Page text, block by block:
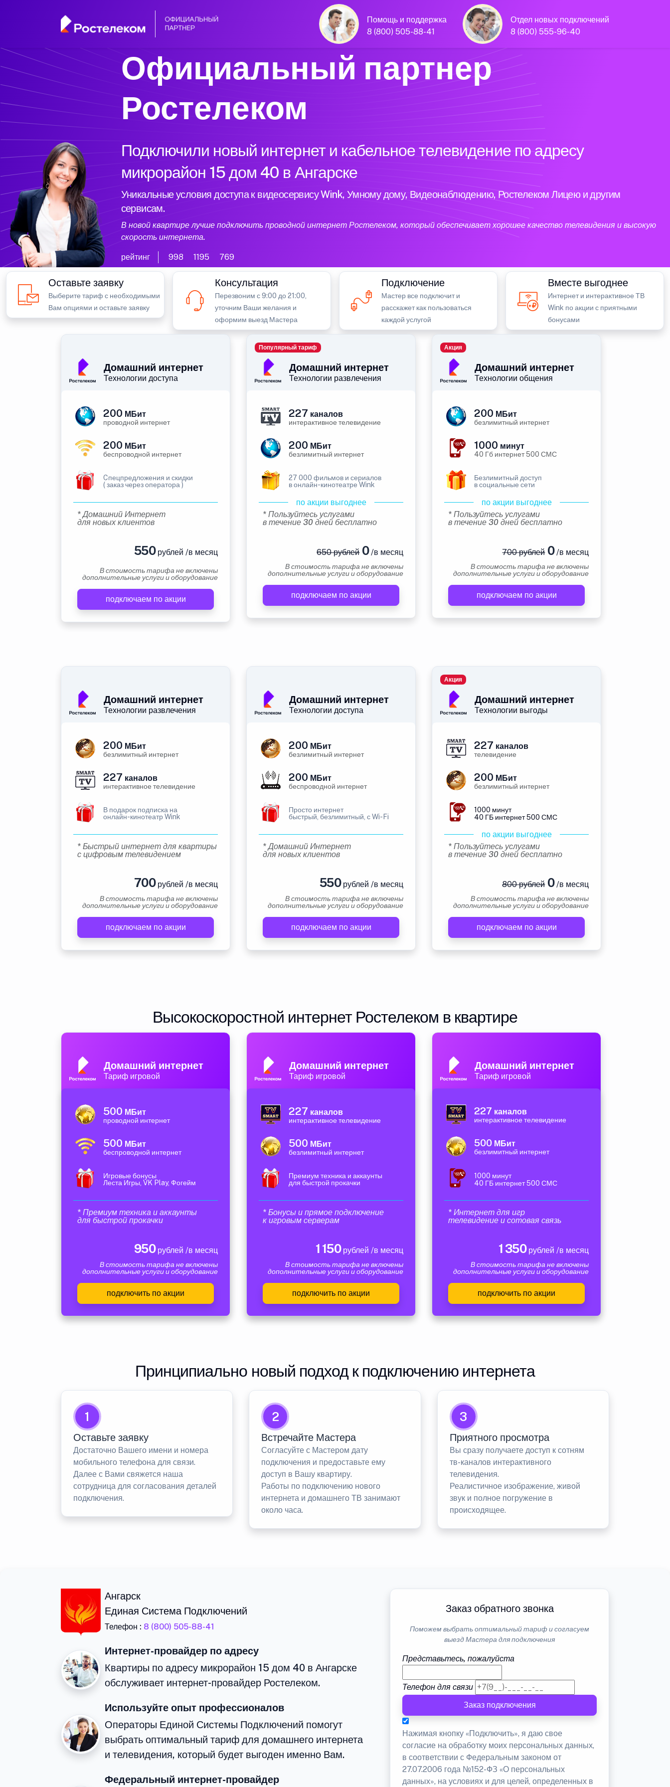
Помощь и поддержка
8 (800) 505-88-41
Отдел новых подключений
8 (800) 555-96-40
Официальный партнер
Ростелеком
Подключили новый интернет и кабельное телевидение по адресу
микрорайон 15 дом 40 в Ангарске
Уникальные условия доступа к видеосервису Wink, Умному дому, Видеонаблюдению, Ростелеком Лицею и другим
сервисам.
В новой квартире лучше подключить проводной интернет Ростелеком, который обеспечивает хорошее качество телевидения и высокую
скорость интернета.
рейтинг 998 1195 769
Оставьте заявку
Выберите тариф с необходимыми
Вам опциями и оставьте заявку
Консультация
Перезвоним с 9:00 до 21:00,
уточним Ваши желания и
оформим выезд Мастера
Подключение
Мастер все подключит и
расскажет как пользоваться
каждой услугой
Вместе выгоднее
Интернет и интерактивное ТВ
Wink по акции с приятными
бонусами
Домашний интернет
Технологии доступа
200 МБит
проводной интернет
200 МБит
беспроводной интернет
Cпецпредложения и скидки
( заказ через оператора )
* Домашний Интернет
для новых клиентов
550рублей /в месяц
В стоимость тарифа не включены
дополнительные услуги и оборудование
подключаем по акции
Домашний интернет
Технологии развлечения
Популярный тариф
227 каналов
интерактивное телевидение
200 МБит
безлимитный интернет
27 000 фильмов и сериалов
в онлайн-кинотеатре Wink
по акции выгоднее
* Пользуйтесь услугами
в течение 30 дней бесплатно
650 рублей0/в месяц
В стоимость тарифа не включены
дополнительные услуги и оборудование
подключаем по акции
Домашний интернет
Технологии общения
Акция
200 МБит
безлимитный интернет
1000 минут
40 Гб интернет 500 СМС
Безлимитный доступ
в социальные сети
по акции выгоднее
* Пользуйтесь услугами
в течение 30 дней бесплатно
700 рублей0/в месяц
В стоимость тарифа не включены
дополнительные услуги и оборудование
подключаем по акции
Домашний интернет
Технологии развлечения
200 МБит
безлимитный интернет
227 каналов
интерактивное телевидение
В подарок подписка на
онлайн-кинотеатр Wink
* Быстрый интернет для квартиры
с цифровым телевидением
700рублей /в месяц
В стоимость тарифа не включены
дополнительные услуги и оборудование
подключаем по акции
Домашний интернет
Технологии доступа
200 МБит
безлимитный интернет
200 МБит
беспроводной интернет
Просто интернет
быстрый, безлимитный, с Wi-Fi
* Домашний Интернет
для новых клиентов
550рублей /в месяц
В стоимость тарифа не включены
дополнительные услуги и оборудование
подключаем по акции
Домашний интернет
Технологии выгоды
Акция
227 каналов
телевидение
200 МБит
безлимитный интернет
1000 минут
40 ГБ интернет 500 СМС
по акции выгоднее
* Пользуйтесь услугами
в течение 30 дней бесплатно
800 рублей0/в месяц
В стоимость тарифа не включены
дополнительные услуги и оборудование
подключаем по акции
Высокоскоростной интернет Ростелеком в квартире
Домашний интернет
Тариф игровой
500 МБит
проводной интернет
500 МБит
беспроводной интернет
Игровые бонусы
Леста Игры, VK Play, Фогейм
* Премиум техника и аккаунты
для быстрой прокачки
950рублей /в месяц
В стоимость тарифа не включены
дополнительные услуги и оборудование
подключить по акции
Домашний интернет
Тариф игровой
227 каналов
интерактивное телевидение
500 МБит
безлимитный интернет
Премиум техника и аккаунты
для быстрой прокачки
* Бонусы и прямое подключение
к игровым серверам
1 150рублей /в месяц
В стоимость тарифа не включены
дополнительные услуги и оборудование
подключить по акции
Домашний интернет
Тариф игровой
227 каналов
интерактивное телевидение
500 МБит
безлимитный интернет
1000 минут
40 ГБ интернет 500 СМС
* Интернет для игр
телевидение и сотовая связь
1 350рублей /в месяц
В стоимость тарифа не включены
дополнительные услуги и оборудование
подключить по акции
Принципиально новый подход к подключению интернета
1
Оставьте заявку
Достаточно Вашего имени и номера
мобильного телефона для связи.
Далее с Вами свяжется наша
сотрудница для согласования деталей
подключения.
2
Встречайте Мастера
Согласуйте с Мастером дату
подключения и предоставьте ему
доступ в Вашу квартиру.
Работы по подключению нового
интернета и домашнего ТВ занимают
около часа.
3
Приятного просмотра
Вы сразу получаете доступ к сотням
тв-каналов интерактивного
телевидения.
Реалистичное изображение, живой
звук и полное погружение в
происходящее.
Ангарск
Единая Система Подключений
Телефон : 8 (800) 505-88-41
Интернет-провайдер по адресу
Квартиры по адресу микрорайон 15 дом 40 в Ангарске
обслуживает интернет-провайдер Ростелеком.
Используйте опыт профессионалов
Операторы Единой Системы Подключений помогут
выбрать оптимальный тариф для домашнего интернета
и телевидения, который будет выгоден именно Вам.
Федеральный интернет-провайдер
Заказ обратного звонка
Поможем выбрать оптимальный тариф и согласуем
выезд Мастера для подключения
Представьтесь, пожалуйста
Телефон для связи
Заказ подключения
Нажимая кнопку «Подключить», я даю свое
согласие на обработку моих персональных данных,
в соответствии с Федеральным законом от
27.07.2006 года №152-ФЗ «О персональных
данных», на условиях и для целей, определенных в